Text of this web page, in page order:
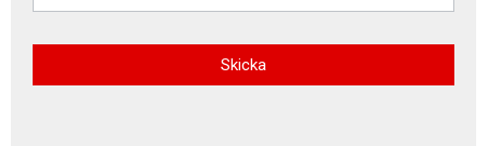
Skicka